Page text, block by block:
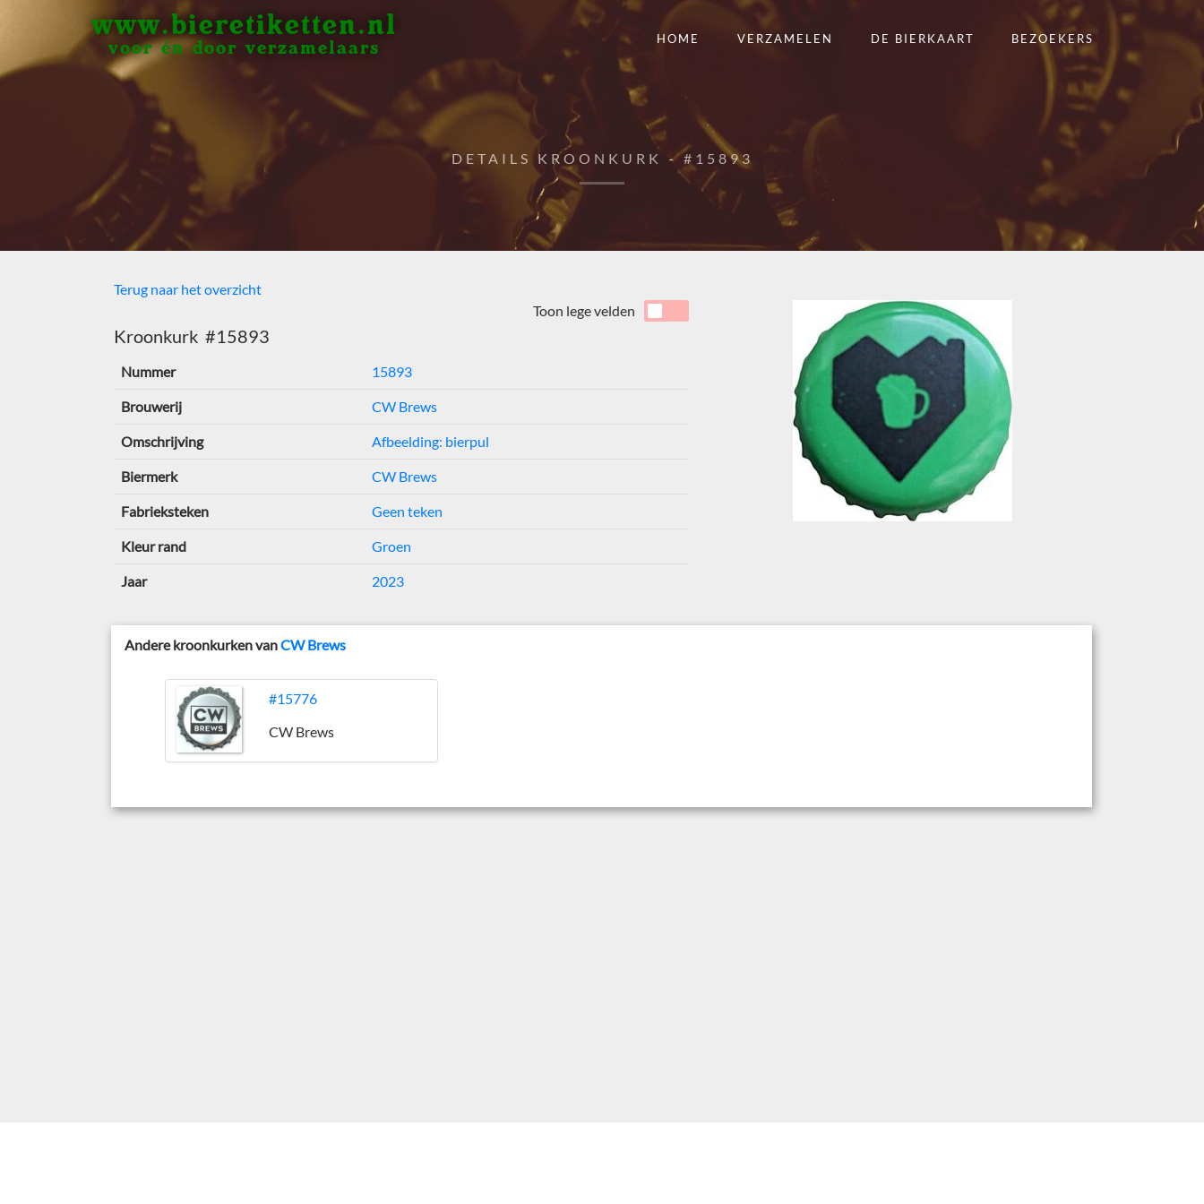
www.bieretiketten.nl
voor én door verzamelaars
HOME VERZAMELEN DE BIERKAART BEZOEKERS
DETAILS KROONKURK - #15893
Terug naar het overzicht
Kroonkurk #15893
Toon lege velden
Nummer 15893
Brouwerij CW Brews
Omschrijving Afbeelding: bierpul
Biermerk CW Brews
Fabrieksteken Geen teken
Kleur rand Groen
Jaar 2023
Andere kroonkurken vanCW Brews
#15776
CW Brews